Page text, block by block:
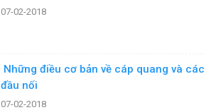
07-02-2018
Những điều cơ bản về cáp quang và các
đầu nối
07-02-2018